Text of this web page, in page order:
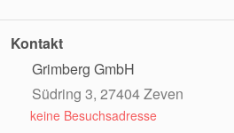
Kontakt
Grimberg GmbH
Südring 3, 27404 Zeven
keine Besuchsadresse